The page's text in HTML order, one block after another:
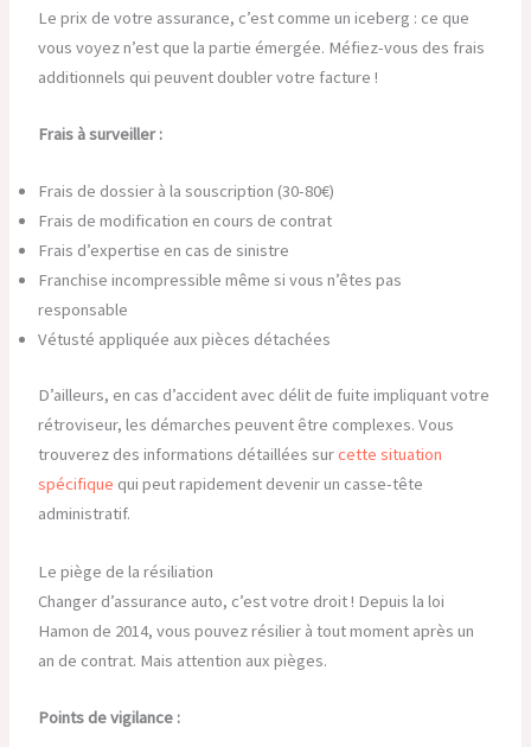
Le prix de votre assurance, c’est comme un iceberg : ce que
vous voyez n’est que la partie émergée. Méfiez-vous des frais
additionnels qui peuvent doubler votre facture !
Frais à surveiller :
Frais de dossier à la souscription (30-80€)
Frais de modification en cours de contrat
Frais d’expertise en cas de sinistre
Franchise incompressible même si vous n’êtes pas
responsable
Vétusté appliquée aux pièces détachées
D’ailleurs, en cas d’accident avec délit de fuite impliquant votre
rétroviseur, les démarches peuvent être complexes. Vous
trouverez des informations détaillées surcette situation
spécifique qui peut rapidement devenir un casse-tête
administratif.
Le piège de la résiliation
Changer d’assurance auto, c’est votre droit ! Depuis la loi
Hamon de 2014, vous pouvez résilier à tout moment après un
an de contrat. Mais attention aux pièges.
Points de vigilance :